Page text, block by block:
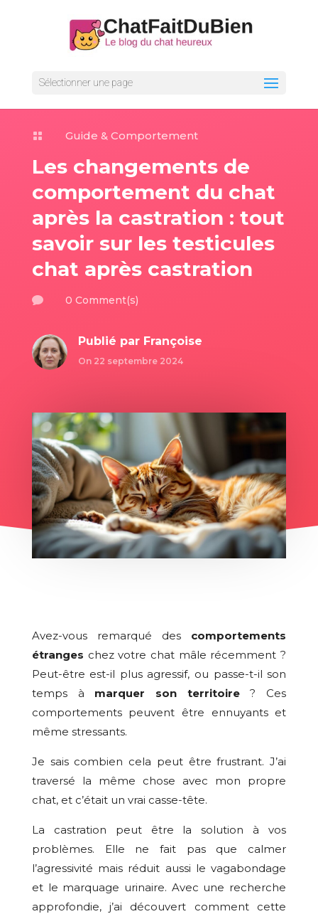
Sélectionner une page
 Guide & Comportement
Les changements de
comportement du chat
après la castration : tout
savoir sur les testicules
chat après castration
 0 Comment(s)
Publié par Françoise
On 22 septembre 2024
Avez-vous remarqué des comportements
étranges chez votre chat mâle récemment ?
Peut-être est-il plus agressif, ou passe-t-il son
temps à marquer son territoire? Ces
comportements peuvent être ennuyants et
même stressants.
Je sais combien cela peut être frustrant. J’ai
traversé la même chose avec mon propre
chat, et c’était un vrai casse-tête.
La castration peut être la solution à vos
problèmes. Elle ne fait pas que calmer
l’agressivité mais réduit aussi le vagabondage
et le marquage urinaire. Avec une recherche
approfondie, j’ai découvert comment cette